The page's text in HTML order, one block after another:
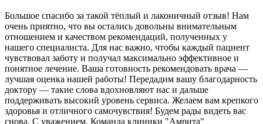
Большое спасибо за такой тёплый и лаконичный отзыв! Нам
очень приятно, что вы остались довольны внимательным
отношением и качеством рекомендаций, полученных у
нашего специалиста. Для нас важно, чтобы каждый пациент
чувствовал заботу и получал максимально эффективное и
понятное лечение. Ваша готовность рекомендовать врача —
лучшая оценка нашей работы! Передадим вашу благодарность
доктору — такие слова вдохновляют нас и дальше
поддерживать высокий уровень сервиса. Желаем вам крепкого
здоровья и отличного самочувствия! Будем рады видеть вас
снова. С уважением, Команда клиники "Амрита"